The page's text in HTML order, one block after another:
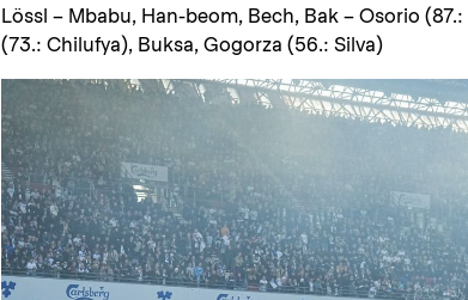
Lössl – Mbabu, Han-beom, Bech, Bak – Osorio
(73.: Chilufya), Buksa, Gogorza (56.: Silva)